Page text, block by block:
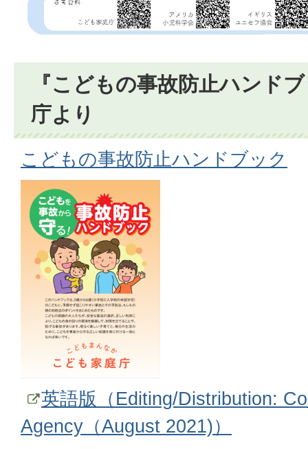
『こどもの事故防止ハンド
庁より
こどもの事故防止ハンドブック
英語版（Editing/Distribution:
Agency（August 2021)）